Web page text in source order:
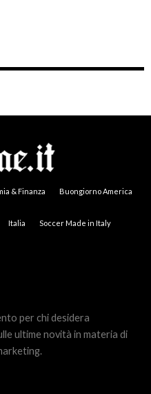
& Finanza Buongiorno America
Italia Soccer Made in Italy
per chi desidera
ultime novità in materia di